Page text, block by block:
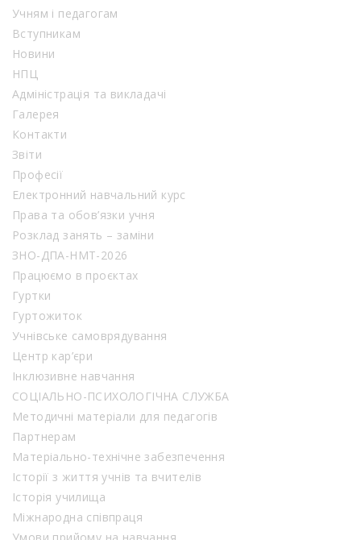
Учням і педагогам
Вступникам
Новини
НПЦ
Адміністрація та викладачі
Галерея
Контакти
Звіти
Професії
Електронний навчальний курс
Права та обов’язки учня
Розклад занять – заміни
ЗНО-ДПА-НМТ-2026
Працюємо в проєктах
Гуртки
Гуртожиток
Учнівське самоврядування
Центр кар’єри
Інклюзивне навчання
СОЦІАЛЬНО-ПСИХОЛОГІЧНА СЛУЖБА
Методичні матеріали для педагогів
Партнерам
Матеріально-технічне забезпечення
Історії з життя учнів та вчителів
Історія училища
Міжнародна співпраця